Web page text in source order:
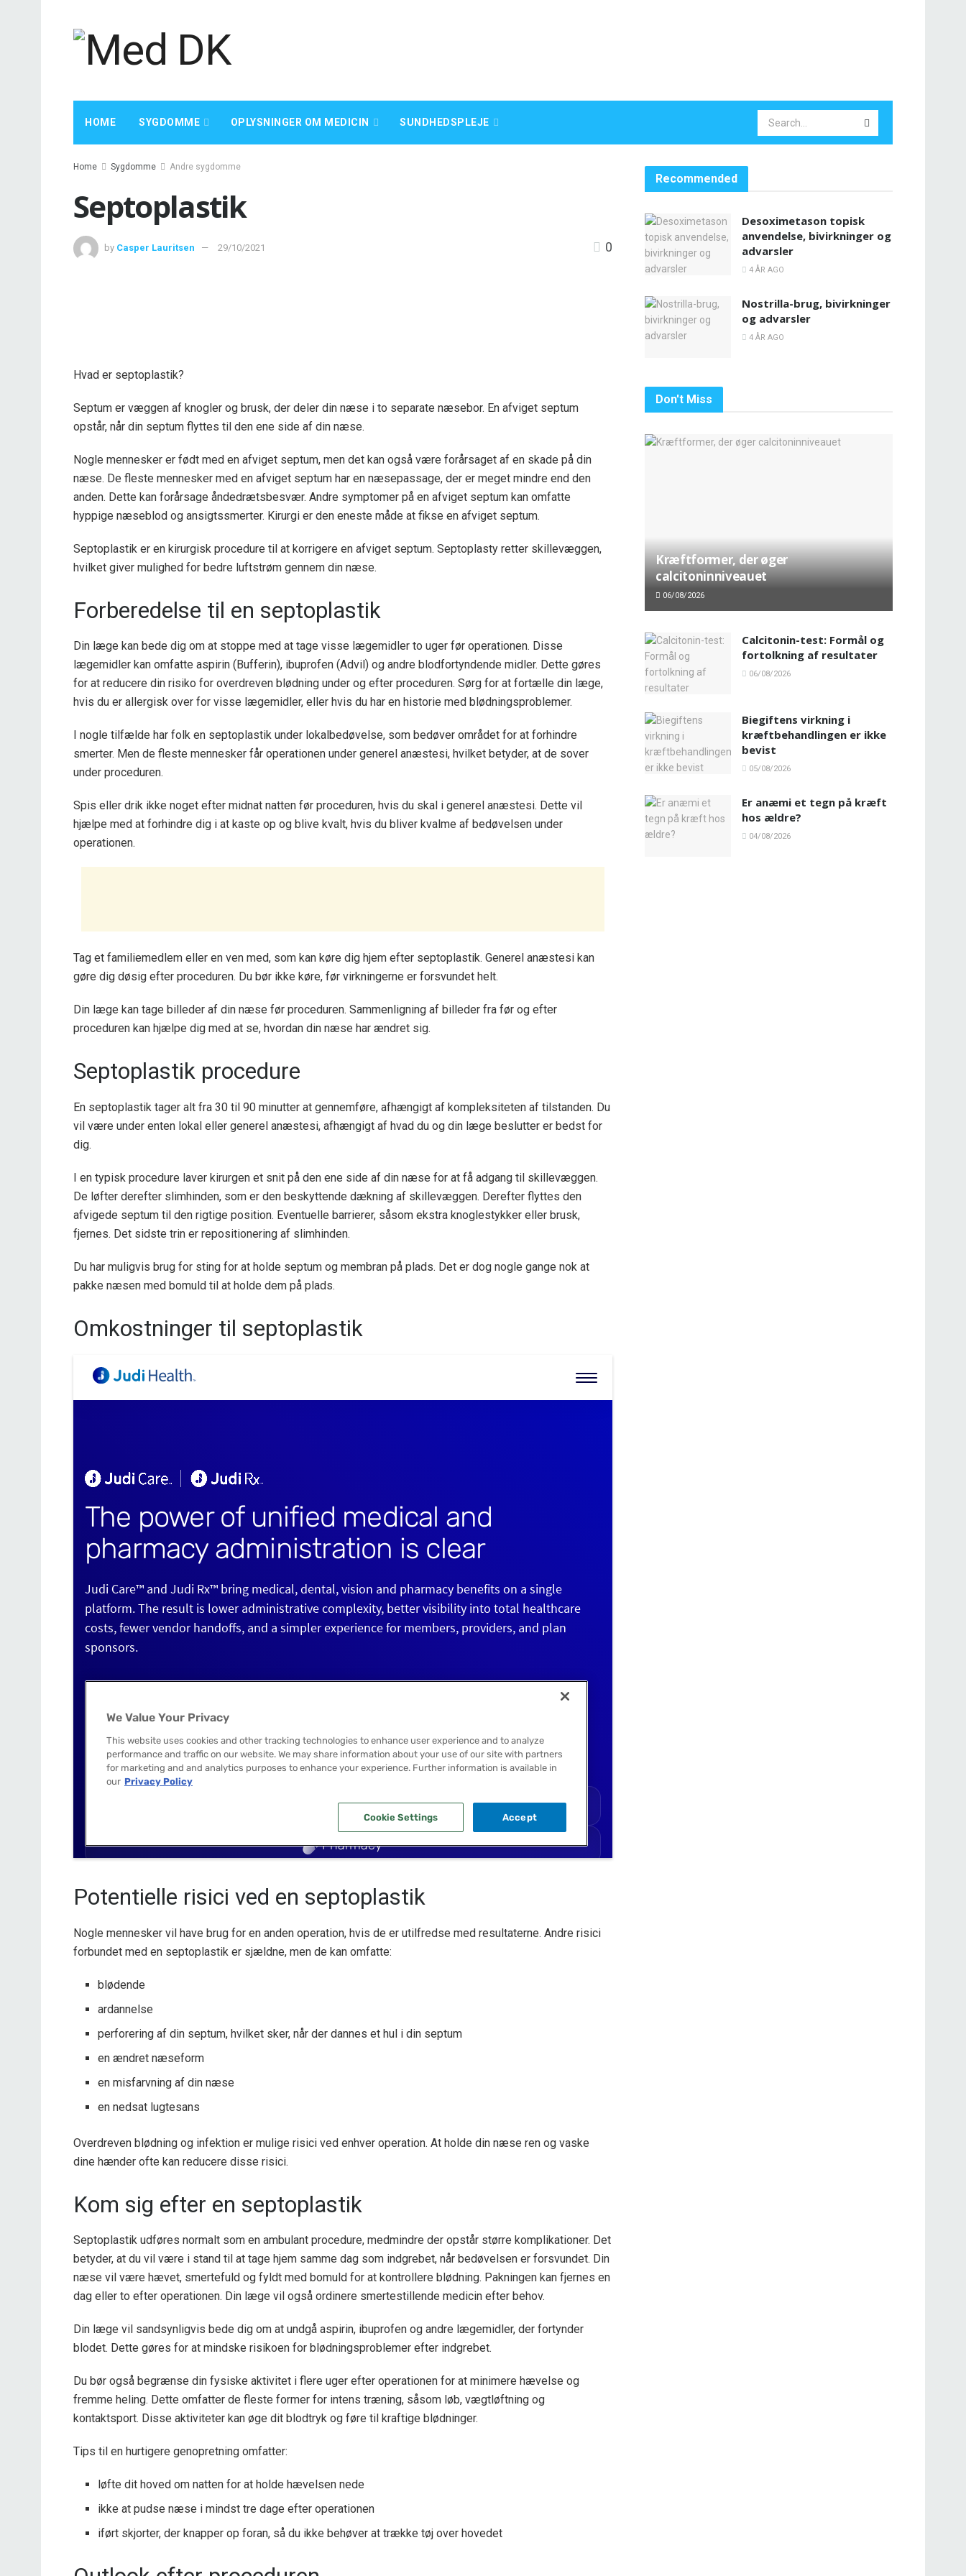
HOME SYGDOMME OPLYSNINGER OM MEDICIN SUNDHEDSPLEJE
Home Sygdomme Andre sygdomme
Septoplastik
by Casper Lauritsen 29/10/2021 0
Hvad er septoplastik?
Septum er væggen af ​​knogler og brusk, der deler din næse i to separate næsebor. En afviget septum
opstår, når din septum flyttes til den ene side af din næse.
Nogle mennesker er født med en afviget septum, men det kan også være forårsaget af en skade på din
næse. De fleste mennesker med en afviget septum har en næsepassage, der er meget mindre end den
anden. Dette kan forårsage åndedrætsbesvær. Andre symptomer på en afviget septum kan omfatte
hyppige næseblod og ansigtssmerter. Kirurgi er den eneste måde at fikse en afviget septum.
Septoplastik er en kirurgisk procedure til at korrigere en afviget septum. Septoplasty retter skillevæggen,
hvilket giver mulighed for bedre luftstrøm gennem din næse.
Forberedelse til en septoplastik
Din læge kan bede dig om at stoppe med at tage visse lægemidler to uger før operationen. Disse
lægemidler kan omfatte aspirin (Bufferin), ibuprofen (Advil) og andre blodfortyndende midler. Dette gøres
for at reducere din risiko for overdreven blødning under og efter proceduren. Sørg for at fortælle din læge,
hvis du er allergisk over for visse lægemidler, eller hvis du har en historie med blødningsproblemer.
I nogle tilfælde har folk en septoplastik under lokalbedøvelse, som bedøver området for at forhindre
smerter. Men de fleste mennesker får operationen under generel anæstesi, hvilket betyder, at de sover
under proceduren.
Spis eller drik ikke noget efter midnat natten før proceduren, hvis du skal i generel anæstesi. Dette vil
hjælpe med at forhindre dig i at kaste op og blive kvalt, hvis du bliver kvalme af bedøvelsen under
operationen.
Tag et familiemedlem eller en ven med, som kan køre dig hjem efter septoplastik. Generel anæstesi kan
gøre dig døsig efter proceduren. Du bør ikke køre, før virkningerne er forsvundet helt.
Din læge kan tage billeder af din næse før proceduren. Sammenligning af billeder fra før og efter
proceduren kan hjælpe dig med at se, hvordan din næse har ændret sig.
Septoplastik procedure
En septoplastik tager alt fra 30 til 90 minutter at gennemføre, afhængigt af kompleksiteten af ​​tilstanden. Du
vil være under enten lokal eller generel anæstesi, afhængigt af hvad du og din læge beslutter er bedst for
dig.
I en typisk procedure laver kirurgen et snit på den ene side af din næse for at få adgang til skillevæggen.
De løfter derefter slimhinden, som er den beskyttende dækning af skillevæggen. Derefter flyttes den
afvigede septum til den rigtige position. Eventuelle barrierer, såsom ekstra knoglestykker eller brusk,
fjernes. Det sidste trin er repositionering af slimhinden.
Du har muligvis brug for sting for at holde septum og membran på plads. Det er dog nogle gange nok at
pakke næsen med bomuld til at holde dem på plads.
Omkostninger til septoplastik
Potentielle risici ved en septoplastik
Nogle mennesker vil have brug for en anden operation, hvis de er utilfredse med resultaterne. Andre risici
forbundet med en septoplastik er sjældne, men de kan omfatte:
blødende
ardannelse
perforering af din septum, hvilket sker, når der dannes et hul i din septum
en ændret næseform
en misfarvning af din næse
en nedsat lugtesans
Overdreven blødning og infektion er mulige risici ved enhver operation. At holde din næse ren og vaske
dine hænder ofte kan reducere disse risici.
Kom sig efter en septoplastik
Septoplastik udføres normalt som en ambulant procedure, medmindre der opstår større komplikationer. Det
betyder, at du vil være i stand til at tage hjem samme dag som indgrebet, når bedøvelsen er forsvundet. Din
næse vil være hævet, smertefuld og fyldt med bomuld for at kontrollere blødning. Pakningen kan fjernes en
dag eller to efter operationen. Din læge vil også ordinere smertestillende medicin efter behov.
Din læge vil sandsynligvis bede dig om at undgå aspirin, ibuprofen og andre lægemidler, der fortynder
blodet. Dette gøres for at mindske risikoen for blødningsproblemer efter indgrebet.
Du bør også begrænse din fysiske aktivitet i flere uger efter operationen for at minimere hævelse og
fremme heling. Dette omfatter de fleste former for intens træning, såsom løb, vægtløftning og
kontaktsport. Disse aktiviteter kan øge dit blodtryk og føre til kraftige blødninger.
Tips til en hurtigere genopretning omfatter:
løfte dit hoved om natten for at holde hævelsen nede
ikke at pudse næse i mindst tre dage efter operationen
iført skjorter, der knapper op foran, så du ikke behøver at trække tøj over hovedet
Recommended
Desoximetason topisk
anvendelse, bivirkninger og
advarsler
4 ÅR AGO
Nostrilla-brug, bivirkninger
og advarsler
4 ÅR AGO
Don't Miss
Kræftformer, der øger
calcitoninniveauet
06/08/2026
Calcitonin-test: Formål og
fortolkning af resultater
06/08/2026
Biegiftens virkning i
kræftbehandlingen er ikke
bevist
05/08/2026
Er anæmi et tegn på kræft
hos ældre?
04/08/2026